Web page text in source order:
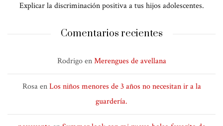
Explicar la discriminación positiva a tus hijos adolescentes.
Comentarios recientes
RodrigoenMerengues de avellana
RosaenLos niños menores de 3 años no necesitan ir a la
guardería.